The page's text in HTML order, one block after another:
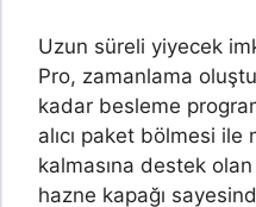
Uzun süreli yiyecek
Pro, zamanlama
kadar besleme
alıcı paket bölmesi ile
kalmasına destek
hazne kapağı